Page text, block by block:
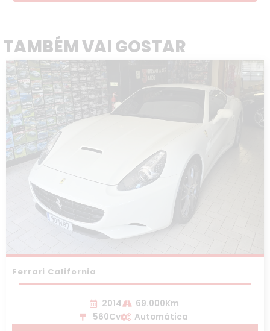
TAMBÉM VAI GOSTAR
Ferrari California
2014
69.000Km
560Cv
Automática